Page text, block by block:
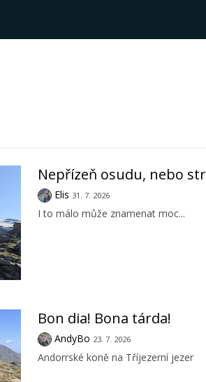
Nepřízeň osudu, nebo
Elis 31. 7. 2026
I to málo může znamenat moc...
Bon dia! Bona tárda!
AndyBo 23. 7. 2026
Andorrské koně na Tříjezerní jezer